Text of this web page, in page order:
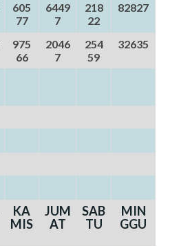
605
77
6449
7
218
22
82827
975
66
2046
7
254
59
32635
KA
MIS
JUM
AT
SAB
TU
MIN
GGU